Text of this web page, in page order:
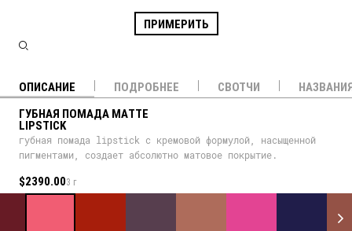
ПРИМЕРИТЬ
ОПИСАНИЕ ПОДРОБНЕЕ СВОТЧИ
ГУБНАЯ ПОМАДА MATTE
LIPSTICK
губная помада lipstick с кремовой формулой, насыщенной
пигментами, создает абсолютно матовое покрытие.
$2390.003 г